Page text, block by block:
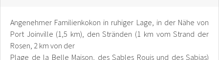
Angenehmer Familienkokon in ruhiger Lage, in der Nähe von
Port Joinville (1,5 km), den Stränden (1 km vom Strand der
Rosen, 2 km von der
Plage de la Belle Maison, des Sables Rouis und des Sabias)